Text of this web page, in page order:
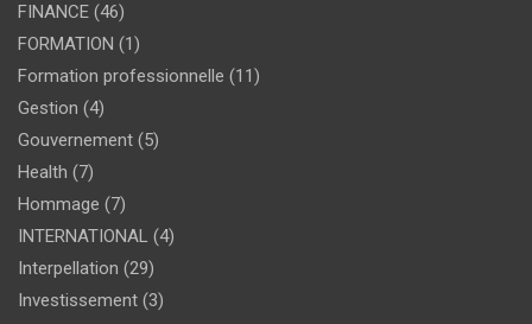
FINANCE (46)
FORMATION (1)
Formation professionnelle (11)
Gestion (4)
Gouvernement (5)
Health (7)
Hommage (7)
INTERNATIONAL (4)
Interpellation (29)
Investissement (3)